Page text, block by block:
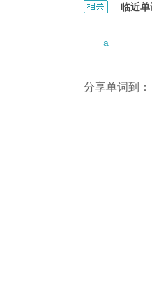
a woman of
临近单
a
分享单词到：